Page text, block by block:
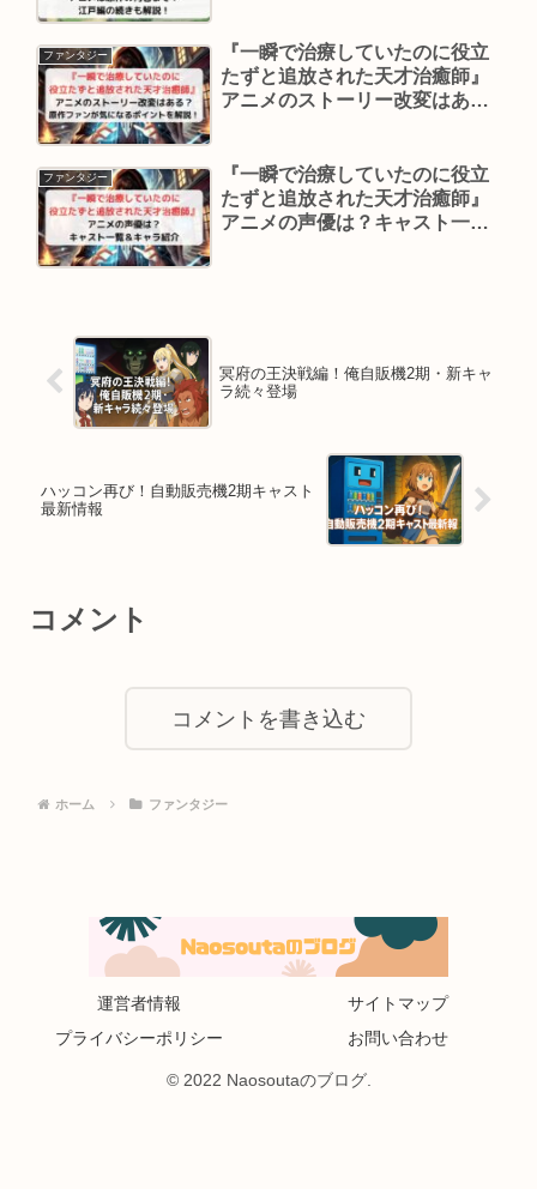
ファンタジー
『一瞬で治療していたのに役立
たずと追放された天才治癒師』
アニメのストーリー改変はあ
ファンタジー
『一瞬で治療していたのに役立
たずと追放された天才治癒師』
アニメの声優は？キャスト一覧
冥府の王決戦編！俺自販機2期・新キャ
ラ続々登場
ハッコン再び！自動販売機2期キャスト
最新情報
コメント
コメントを書き込む
ホーム ファンタジー
運営者情報
サイトマップ
プライバシーポリシー
お問い合わせ
© 2022 Naosoutaのブログ.